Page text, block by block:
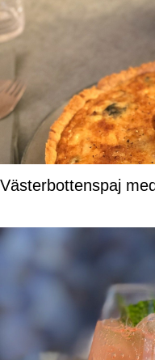
Västerbottenspaj